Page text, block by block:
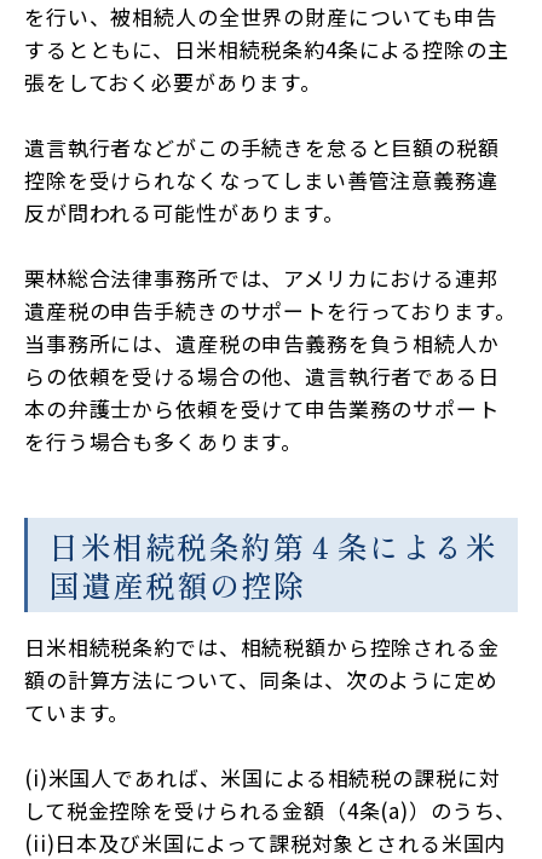
を行い、被相続人の全世界の財産についても申告
するとともに、日米相続税条約4条による控除の主
張をしておく必要があります。
遺言執行者などがこの手続きを怠ると巨額の税額
控除を受けられなくなってしまい善管注意義務違
反が問われる可能性があります。
栗林総合法律事務所では、アメリカにおける連邦
遺産税の申告手続きのサポートを行っております。
当事務所には、遺産税の申告義務を負う相続人か
らの依頼を受ける場合の他、遺言執行者である日
本の弁護士から依頼を受けて申告業務のサポート
を行う場合も多くあります。
日米相続税条約第４条による米
国遺産税額の控除
日米相続税条約では、相続税額から控除される金
額の計算方法について、同条は、次のように定め
ています。
(i)米国人であれば、米国による相続税の課税に対
して税金控除を受けられる金額（4条(a)）のうち、
(ii)日本及び米国によって課税対象とされる米国内